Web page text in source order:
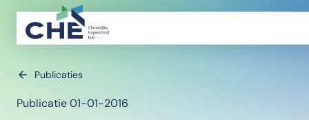
Publicaties
Publicatie 01-01-2016